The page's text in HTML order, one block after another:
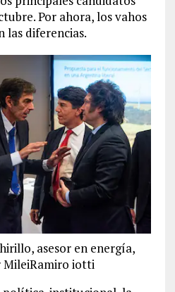
Por ahora, los vahos
las diferencias.
asesor en energía,
MileiRamiro iotti